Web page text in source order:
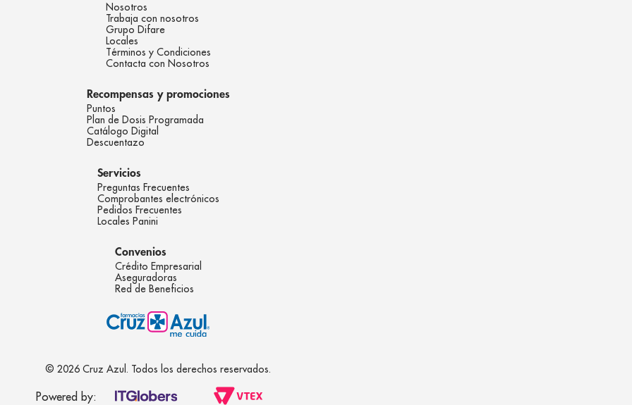
Nosotros
Trabaja con nosotros
Grupo Difare
Locales
Términos y Condiciones
Contacta con Nosotros
Recompensas y promociones
Puntos
Plan de Dosis Programada
Catálogo Digital
Descuentazo
Servicios
Preguntas Frecuentes
Comprobantes electrónicos
Pedidos Frecuentes
Locales Panini
Convenios
Crédito Empresarial
Aseguradoras
Red de Beneficios
© 2026 Cruz Azul. Todos los derechos reservados.
Powered by: